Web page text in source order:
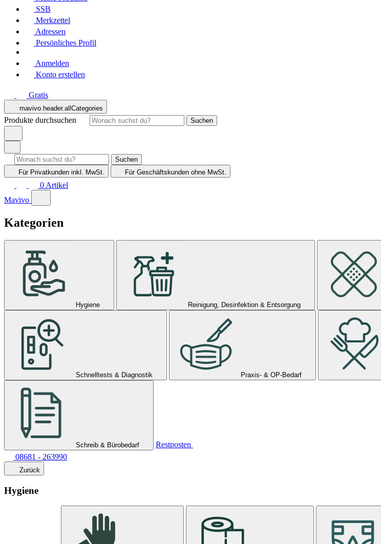
SSB
Merkzettel
Adressen
Persönliches Profil
Anmelden
Konto erstellen
Gratis
mavivo.header.allCategories
Produkte durchsuchen Suchen
Suchen
Für Privatkunden inkl. MwSt. Für Geschäftskunden ohne MwSt.
0 Artikel
Mavivo
Kategorien
Hygiene Reinigung, Desinfektion & Entsorgung
Schnelltests & Diagnostik Praxis- & OP-Bedarf
Schreib & Bürobedarf
Restposten
08681 - 263990
Zurück
Hygiene